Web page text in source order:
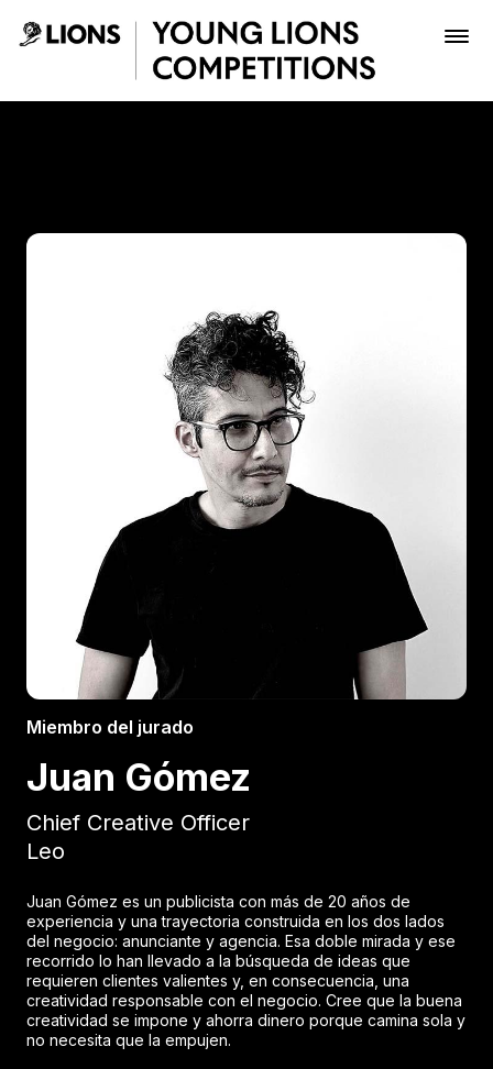
Saltar al contenido principal
Inscribir
Boletería
Miembro del jurado
Juan Gómez
Chief Creative Officer
Leo
Juan Gómez es un publicista con más de 20 años de
experiencia y una trayectoria construida en los dos lados
del negocio: anunciante y agencia. Esa doble mirada y ese
recorrido lo han llevado a la búsqueda de ideas que
requieren clientes valientes y, en consecuencia, una
creatividad responsable con el negocio. Cree que la buena
creatividad se impone y ahorra dinero porque camina sola y
no necesita que la empujen.